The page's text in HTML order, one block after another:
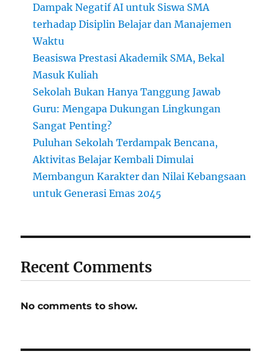
Dampak Negatif AI untuk Siswa SMA
terhadap Disiplin Belajar dan Manajemen
Waktu
Beasiswa Prestasi Akademik SMA, Bekal
Masuk Kuliah
Sekolah Bukan Hanya Tanggung Jawab
Guru: Mengapa Dukungan Lingkungan
Sangat Penting?
Puluhan Sekolah Terdampak Bencana,
Aktivitas Belajar Kembali Dimulai
Membangun Karakter dan Nilai Kebangsaan
untuk Generasi Emas 2045
Recent Comments
No comments to show.